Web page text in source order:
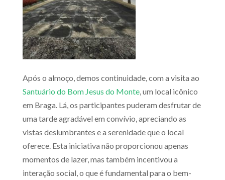
Após o almoço, demos continuidade, com a visita ao
Santuário do Bom Jesus do Monte, um local icônico
em Braga. Lá, os participantes puderam desfrutar de
uma tarde agradável em convívio, apreciando as
vistas deslumbrantes e a serenidade que o local
oferece. Esta iniciativa não proporcionou apenas
momentos de lazer, mas também incentivou a
interação social, o que é fundamental para o bem-